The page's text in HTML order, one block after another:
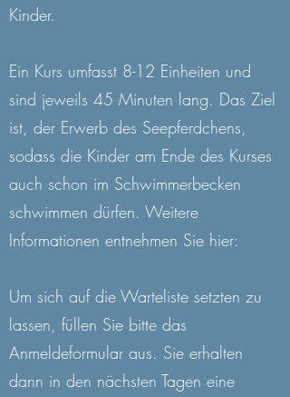
Kinder.
Ein Kurs umfasst 8-12 Einheiten und
sind jeweils 45 Minuten lang. Das Ziel
ist, der Erwerb des Seepferdchens,
sodass die Kinder am Ende des Kurses
auch schon im Schwimmerbecken
schwimmen dürfen. Weitere
Informationen entnehmen Sie hier:
Um sich auf die Warteliste setzten zu
lassen, füllen Sie bitte das
Anmeldeformular aus. Sie erhalten
dann in den nächsten Tagen eine